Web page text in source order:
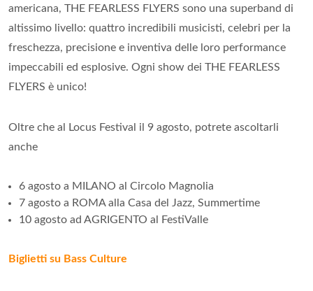
americana, THE FEARLESS FLYERS sono una superband di
altissimo livello: quattro incredibili musicisti, celebri per la
freschezza, precisione e inventiva delle loro performance
impeccabili ed esplosive. Ogni show dei THE FEARLESS
FLYERS è unico!
Oltre che al Locus Festival il 9 agosto, potrete ascoltarli
anche
6 agosto a MILANO al Circolo Magnolia
7 agosto a ROMA alla Casa del Jazz, Summertime
10 agosto ad AGRIGENTO al FestiValle
Biglietti su Bass Culture